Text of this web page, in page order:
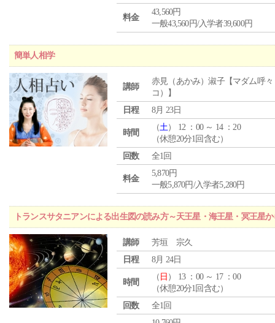
料金
43,560円
一般43,560円/入学者39,600円
簡単人相学
講師
赤見（あかみ）淑子【マダム呼々
コ）】
日程
8月 23日
時間
（土） 12 ：00 ～ 14 ：20
（休憩20分1回含む）
回数
全1回
料金
5,870円
一般5,870円/入学者5,280円
トランスサタニアンによる出生図の読み方～天王星・海王星・冥王星
講師
芳垣 宗久
日程
8月 24日
時間
（ 日 ） 13 ：00 ～ 17 ：00
（休憩20分1回含む）
回数
全1回